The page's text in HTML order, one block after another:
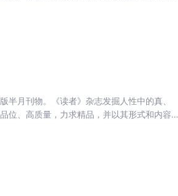
半月刊物。《读者》杂志发掘人性中的真、
位、高质量，力求精品，并以其形式和内容的